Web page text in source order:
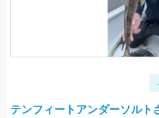
テンフィートアンダーソルト